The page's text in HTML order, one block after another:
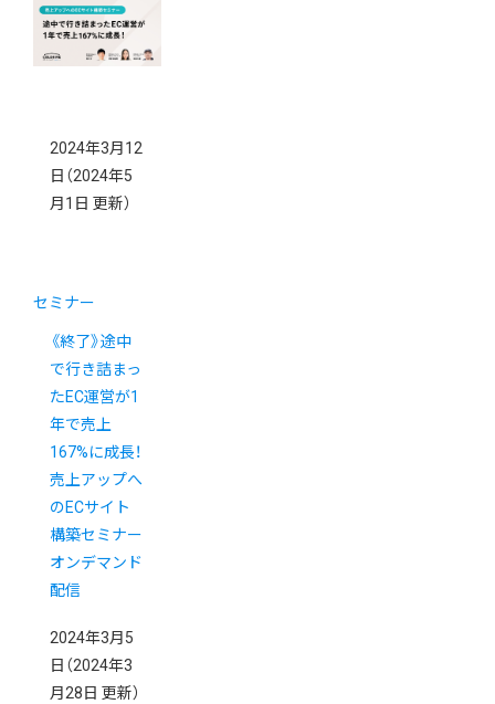
2024年3月12
日 （2024年5
月1日 更新）
セミナー
《終了》途中
で行き詰まっ
たEC運営が1
年で売上
167%に成長！
売上アップへ
のECサイト
構築セミナー
オンデマンド
配信
2024年3月5
日 （2024年3
月28日 更新）